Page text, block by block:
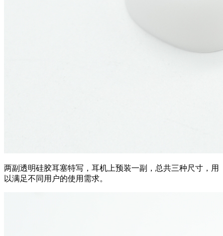
两副透明硅胶耳塞特写，耳机上预装一副，总共三种尺寸，用
以满足不同用户的使用需求。